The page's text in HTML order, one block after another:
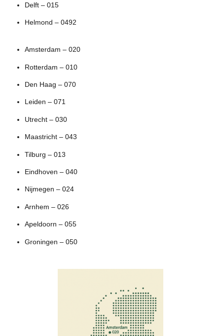
Delft – 015
Helmond – 0492
Amsterdam – 020
Rotterdam – 010
Den Haag – 070
Leiden – 071
Utrecht – 030
Maastricht – 043
Tilburg – 013
Eindhoven – 040
Nijmegen – 024
Arnhem – 026
Apeldoorn – 055
Groningen – 050